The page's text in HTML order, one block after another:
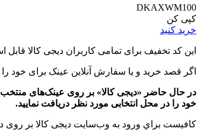
DKAXWM100
کپی کن
خرید کنید
این کد تخفیف برای تمامی کاربران دیجی کالا
اگر قصد خريد و يا سفارش آنلاين عینک برای خود
خود را در محل انتخابی مورد نظر دریافت نمایید.
كافيست براي ورود به وب‌سایت دیجی کالا بر